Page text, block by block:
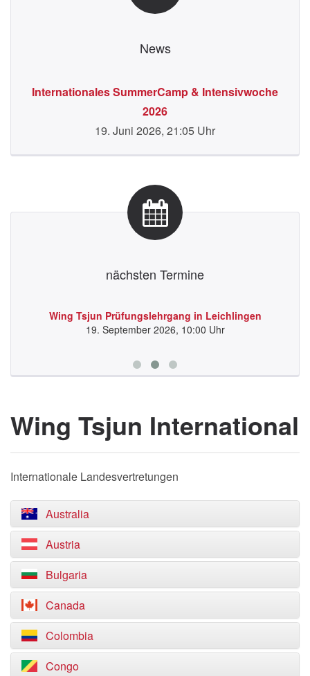
News
Internationales SummerCamp & Intensivwoche
2026
19. Juni 2026, 21:05 Uhr
nächsten Termine
Wing Tsjun Prüfungslehrgang in Leichlingen
19. September 2026, 10:00 Uhr
Wing Tsjun International
Internationale Landesvertretungen
Australia
Austria
Bulgaria
Canada
Colombia
Congo